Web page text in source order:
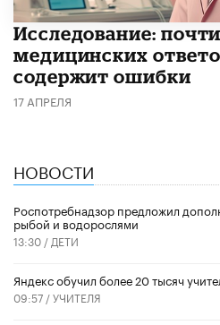
Исследование:
медицинских
содержит ошибки
17 АПРЕЛЯ
НОВОСТИ
Роспотребнадзор предложил
рыбой и водорослями
13:30 / ДЕТИ
​Яндекс обучил более 20 тысяч
09:57 /УЧИТЕЛЯ